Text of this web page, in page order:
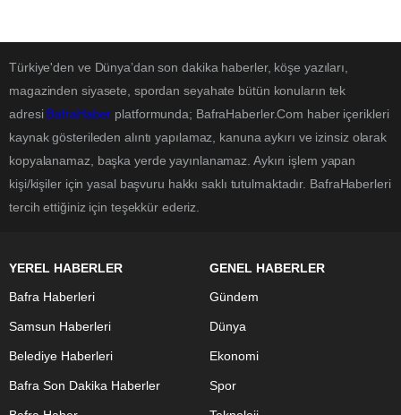
Türkiye'den ve Dünya’dan son dakika haberler, köşe yazıları,
magazinden siyasete, spordan seyahate bütün konuların tek
adresi BafraHaber platformunda; BafraHaberler.Com haber içerikleri
kaynak gösterileden alıntı yapılamaz, kanuna aykırı ve izinsiz olarak
kopyalanamaz, başka yerde yayınlanamaz. Aykırı işlem yapan
kişi/kişiler için yasal başvuru hakkı saklı tutulmaktadır. BafraHaberleri
tercih ettiğiniz için teşekkür ederiz.
YEREL HABERLER
Bafra Haberleri
Samsun Haberleri
Belediye Haberleri
Bafra Son Dakika Haberler
GENEL HABERLER
Gündem
Dünya
Ekonomi
Spor